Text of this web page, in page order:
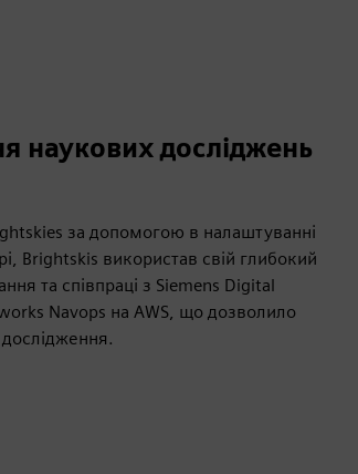
наукових досліджень
за допомогою в налаштуванні
Brightskis використав свій глибокий
та співпраці з Siemens Digital
Navops на AWS, що дозволило